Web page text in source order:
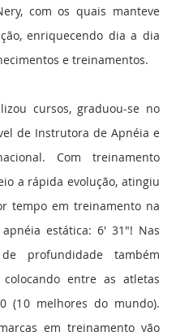
com os quais manteve
enriquecendo dia a dia
e treinamentos.
cursos, graduou-se no
de Instrutora de Apnéia e
Com treinamento
a rápida evolução, atingiu
tempo em treinamento na
estática: 6′ 31″! Nas
profundidade também
colocando entre as atletas
(10 melhores do mundo).
em treinamento vão